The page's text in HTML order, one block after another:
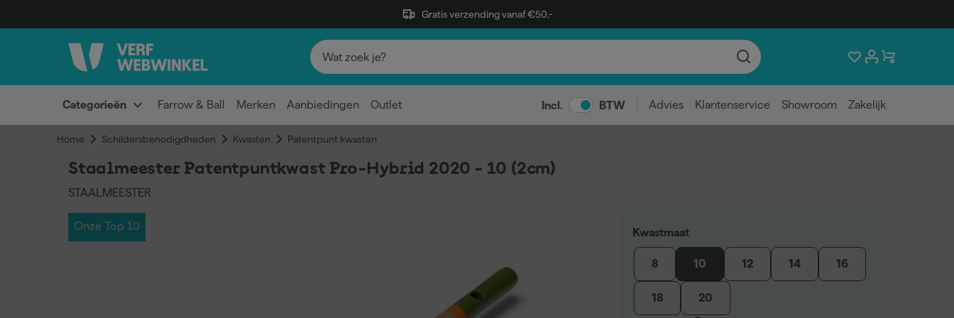
Gratis verzending vanaf €50,-
Categorieën Farrow & Ball Merken Aanbiedingen Outlet Incl. BTW Advies Klantenservice Showroom Zakelijk
Home Schildersbenodigdheden Kwasten Patentpunt kwasten
Staalmeester Patentpuntkwast Pro-Hybrid 2020 - 10 (2cm)
STAALMEESTER
Onze Top 10 Kwastmaat
8 10 12 14 16
18 20